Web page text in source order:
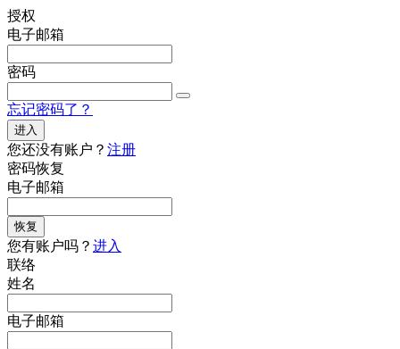
授权
电子邮箱
密码
忘记密码了？
进入
您还没有账户？ 注册
密码恢复
电子邮箱
恢复
您有账户吗？ 进入
联络
姓名
电子邮箱